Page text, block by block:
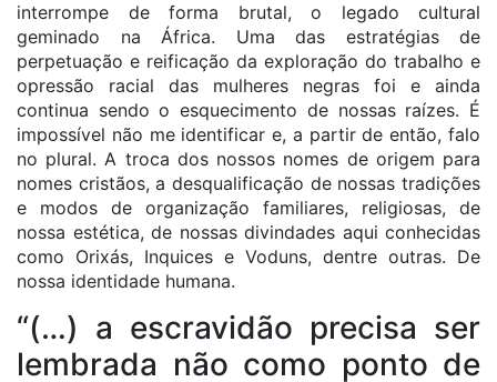
interrompe de forma brutal, o legado cultural
geminado na África. Uma das estratégias de
perpetuação e reificação da exploração do trabalho e
opressão racial das mulheres negras foi e ainda
continua sendo o esquecimento de nossas raízes. É
impossível não me identificar e, a partir de então, falo
no plural. A troca dos nossos nomes de origem para
nomes cristãos, a desqualificação de nossas tradições
e modos de organização familiares, religiosas, de
nossa estética, de nossas divindades aqui conhecidas
como Orixás, Inquices e Voduns, dentre outras. De
nossa identidade humana.
“(…) a escravidão precisa ser
lembrada não como ponto de